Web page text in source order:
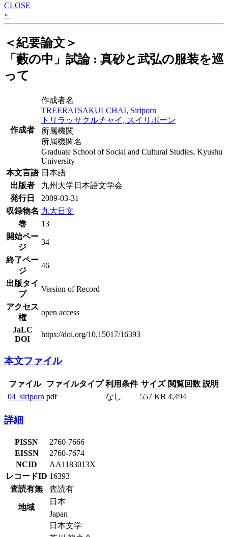
CLOSE
»
＜紀要論文＞
「藪の中」試論 : 真砂と武弘の服装を巡
って
作成者
作成者名
TREERATSAKULCHAI, Siriporn
トリラッサクルチャイ, スイリポーン
所属機関
所属機関名
Graduate School of Social and Cultural Studies, Kyushu
University
本文言語 日本語
出版者
九州大学日本語文学会
発行日
2009-03-31
収録物名 九大日文
巻
13
開始ペー
ジ
34
終了ペー
ジ
46
出版タイ
プ
Version of Record
アクセス
権
open access
JaLC
DOI
https://doi.org/10.15017/16393
本文ファイル
ファイル ファイルタイプ 利用条件 サイズ 閲覧回数 説明
04_siriporn pdf なし 557 KB 4,494
詳細
PISSN
2760-7666
EISSN
2760-7674
NCID
AA1183013X
レコードID 16393
査読有無
査読有
地域
日本
Japan
日本文学